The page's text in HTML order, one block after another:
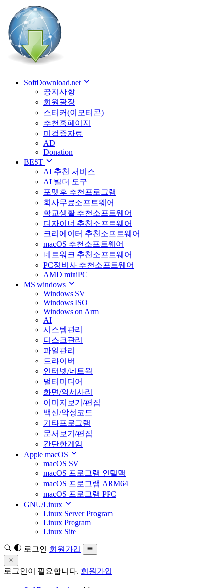
SoftDownload.net
공지사항
회원광장
스티커(이모티콘)
추천홈페이지
미검증자료
AD
Donation
BEST
AI 추천 서비스
AI 빌더 도구
포맷후 추천프로그램
회사무료소프트웨어
학교생활 추천소프트웨어
디자이너 추천소프트웨어
크리에이터 추천소프트웨어
macOS 추천소프트웨어
네트워크 추천소프트웨어
PC정비사 추천소프트웨어
AMD miniPC
MS windows
Windows SV
Windows ISO
Windows on Arm
AI
시스템관리
디스크관리
파일관리
드라이버
인터넷/네트웍
멀티미디어
화면/악세사리
이미지보기/편집
백신/악성코드
기타프로그램
문서보기/편집
간단한게임
Apple macOS
macOS SV
macOS 프로그램 인텔맥
macOS 프로그램 ARM64
macOS 프로그램 PPC
GNU/Linux
Linux Server Program
Linux Program
Linux Site
로그인 회원가입
로그인이 필요합니다. 회원가입